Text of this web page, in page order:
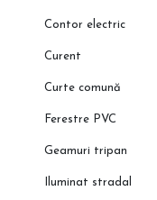
Contor electric
Curent
Curte comună
Ferestre PVC
Geamuri tripan
Iluminat stradal